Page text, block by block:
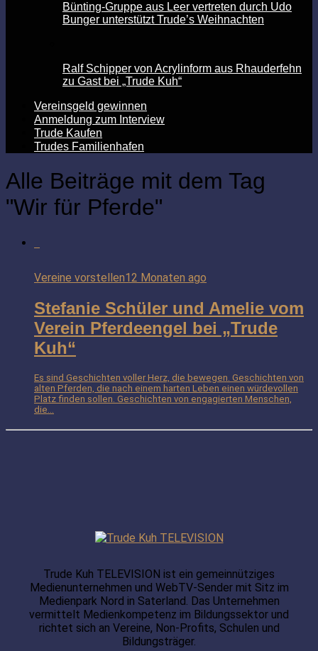
Bünting-Gruppe aus Leer vertreten durch Udo
Bunger unterstützt Trude’s Weihnachten
Ralf Schipper von Acrylinform aus Rhauderfehn
zu Gast bei „Trude Kuh“
Vereinsgeld gewinnen
Anmeldung zum Interview
Trude Kaufen
Trudes Familienhafen
Alle Beiträge mit dem Tag
"Wir für Pferde"
Vereine vorstellen12 Monaten ago
Stefanie Schüler und Amelie vom
Verein Pferdeengel bei „Trude
Kuh“
Es sind Geschichten voller Herz, die bewegen. Geschichten von
alten Pferden, die nach einem harten Leben einen würdevollen
Platz finden sollen. Geschichten von engagierten Menschen,
die...
Trude Kuh TELEVISION ist ein gemeinnütziges
Medienunternehmen und WebTV-Sender mit Sitz im
Medienpark Nord in Saterland. Das Unternehmen
vermittelt Medienkompetenz im Bildungssektor und
richtet sich an Vereine, Non-Profits, Schulen und
Bildungsträger.